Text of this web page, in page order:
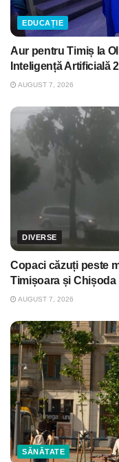
EDUCAȚIE
Aur pentru Timiș la
Inteligență Artificială
AUGUST 7, 2026
DIVERSE
Copaci căzuți peste
Timișoara și Chișoda
AUGUST 7, 2026
SĂNĂTATE